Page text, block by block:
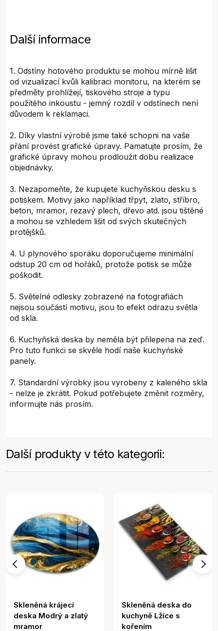
Další informace
1. Odstíny hotového produktu se mohou mírně lišit
od vizualizací kvůli kalibraci monitoru, na kterém se
předměty prohlížejí, tiskového stroje a typu
použitého inkoustu - jemný rozdíl v odstínech není
důvodem k reklamaci.
2. Díky vlastní výrobě jsme také schopni na vaše
přání provést grafické úpravy. Pamatujte prosím, že
grafické úpravy mohou prodloužit dobu realizace
objednávky.
3. Nezapomeňte, že kupujete kuchyňskou desku s
potiskem. Motivy jako například třpyt, zlato, stříbro,
beton, mramor, rezavý plech, dřevo atd. jsou tištěné
a mohou se vzhledem lišit od svých skutečných
protějšků.
4. U plynového sporáku doporučujeme minimální
odstup 20 cm od hořáků, protože potisk se může
poškodit.
5. Světelné odlesky zobrazené na fotografiách
nejsou součástí motivu, jsou to efekt odrazu světla
od skla.
6. Kuchyňská deska by neměla být přilepena na zeď.
Pro tuto funkci se skvěle hodí naše kuchyńské
panely.
7. Standardní výrobky jsou vyrobeny z kaleného skla
- nelze je zkrátit. Pokud potřebujete změnit rozměry,
informujte nás prosím.
Další produkty v této kategorii:
Skleněná krájecí
deska Modrý a zlatý
mramor
Skleněná deska do
kuchyně Lžíce s
kořením